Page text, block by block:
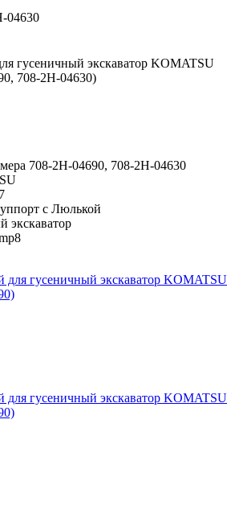
04630
гусеничный экскаватор KOMATSU
708-2H-04630)
708-2H-04690, 708-2H-04630
с Люлькой
экскаватор